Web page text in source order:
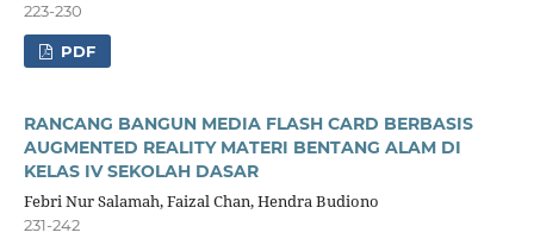
223-230
PDF
RANCANG BANGUN MEDIA FLASH CARD BERBASIS
AUGMENTED REALITY MATERI BENTANG ALAM DI
KELAS IV SEKOLAH DASAR
Febri Nur Salamah, Faizal Chan, Hendra Budiono
231-242